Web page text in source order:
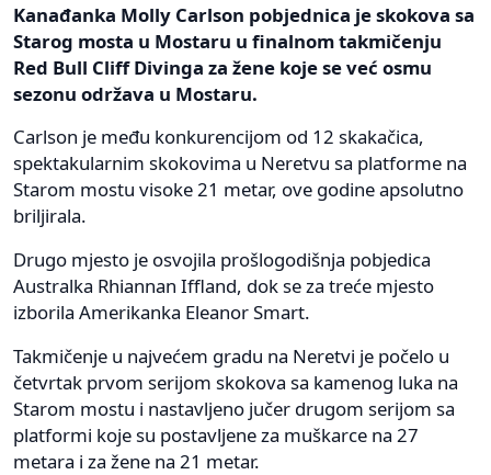
Kanađanka Molly Carlson pobjednica je skokova sa
Starog mosta u Mostaru u finalnom takmičenju
Red Bull Cliff Divinga za žene koje se već osmu
sezonu održava u Mostaru.
Carlson je među konkurencijom od 12 skakačica,
spektakularnim skokovima u Neretvu sa platforme na
Starom mostu visoke 21 metar, ove godine apsolutno
briljirala.
Drugo mjesto je osvojila prošlogodišnja pobjedica
Australka Rhiannan Iffland, dok se za treće mjesto
izborila Amerikanka Eleanor Smart.
Takmičenje u najvećem gradu na Neretvi je počelo u
četvrtak prvom serijom skokova sa kamenog luka na
Starom mostu i nastavljeno jučer drugom serijom sa
platformi koje su postavljene za muškarce na 27
metara i za žene na 21 metar.